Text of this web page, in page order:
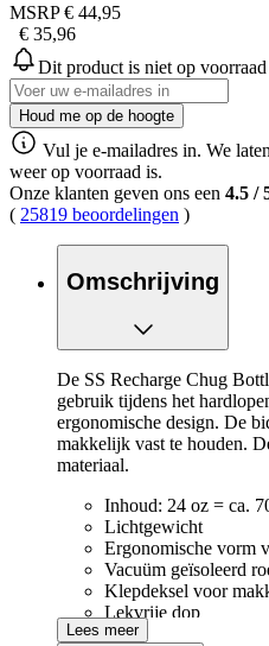
MSRP € 44,95
€ 35,96
Dit product is niet op voorraad
Houd me op de hoogte
Vul je e-mailadres in. We
weer op voorraad is.
Onze klanten geven ons een 4.5 /
( 25819 beoordelingen )
Omschrijving
De SS Recharge Chug
gebruik tijdens het
ergonomische design. De
makkelijk vast te houden.
materiaal.
Inhoud: 24 oz = ca.
Lichtgewicht
Ergonomische vorm
Vacuüm geïsoleerd
Klepdeksel voor
Lekvrije dop
Zachte vingerlus voor
Lees meer